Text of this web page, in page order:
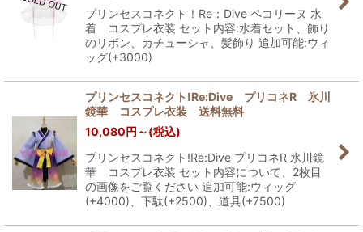
絞り込む
プリンセスコネクト！Re：Dive ペコリーヌ 水
着 コスプレ衣装 セット内容:水着セット、飾り
のリボン、カチューシャ、髪飾り 追加可能:ウィ
ッグ(+3000)
プリンセスコネクト!Re:Dive プリコネR 氷川
鏡華 コスプレ衣装 送料無料
10,080円 ～(税込)
プリンセスコネクト!Re:Dive プリコネR 氷川鏡
華 コスプレ衣装 セット内容について、2枚目
の画像をご覧ください 追加可能:ウィッグ
(+4000)、下駄(+2500)、道具(+7500)